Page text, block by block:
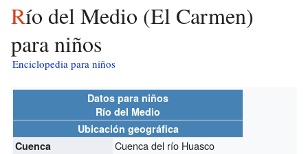
Río del Medio (El Carmen)
para niños
Enciclopedia para niños
Datos para niños
Río del Medio
Ubicación geográfica
Cuenca
Cuenca del río Huasco